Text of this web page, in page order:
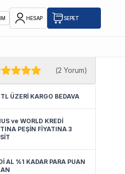
HESAP SEPET
Petshop,
(2 Yorum)
ÜZERİ KARGO BEDAVA
ve WORLD KREDİ
PEŞİN FİYATINA 3
AL %1 KADAR PARA PUAN